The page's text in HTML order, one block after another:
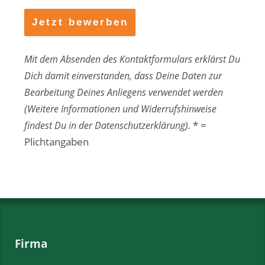
Mit dem Absenden des Kontaktformulars erklärst Du
Dich damit einverstanden, dass Deine Daten zur
Bearbeitung Deines Anliegens verwendet werden
(Weitere Informationen und Widerrufshinweise
findest Du in der Datenschutzerklärung). * =
Plichtangaben
Firma